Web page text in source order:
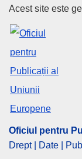
Oficiul
Acest site este
Oficiul pentru
Drept | Date |